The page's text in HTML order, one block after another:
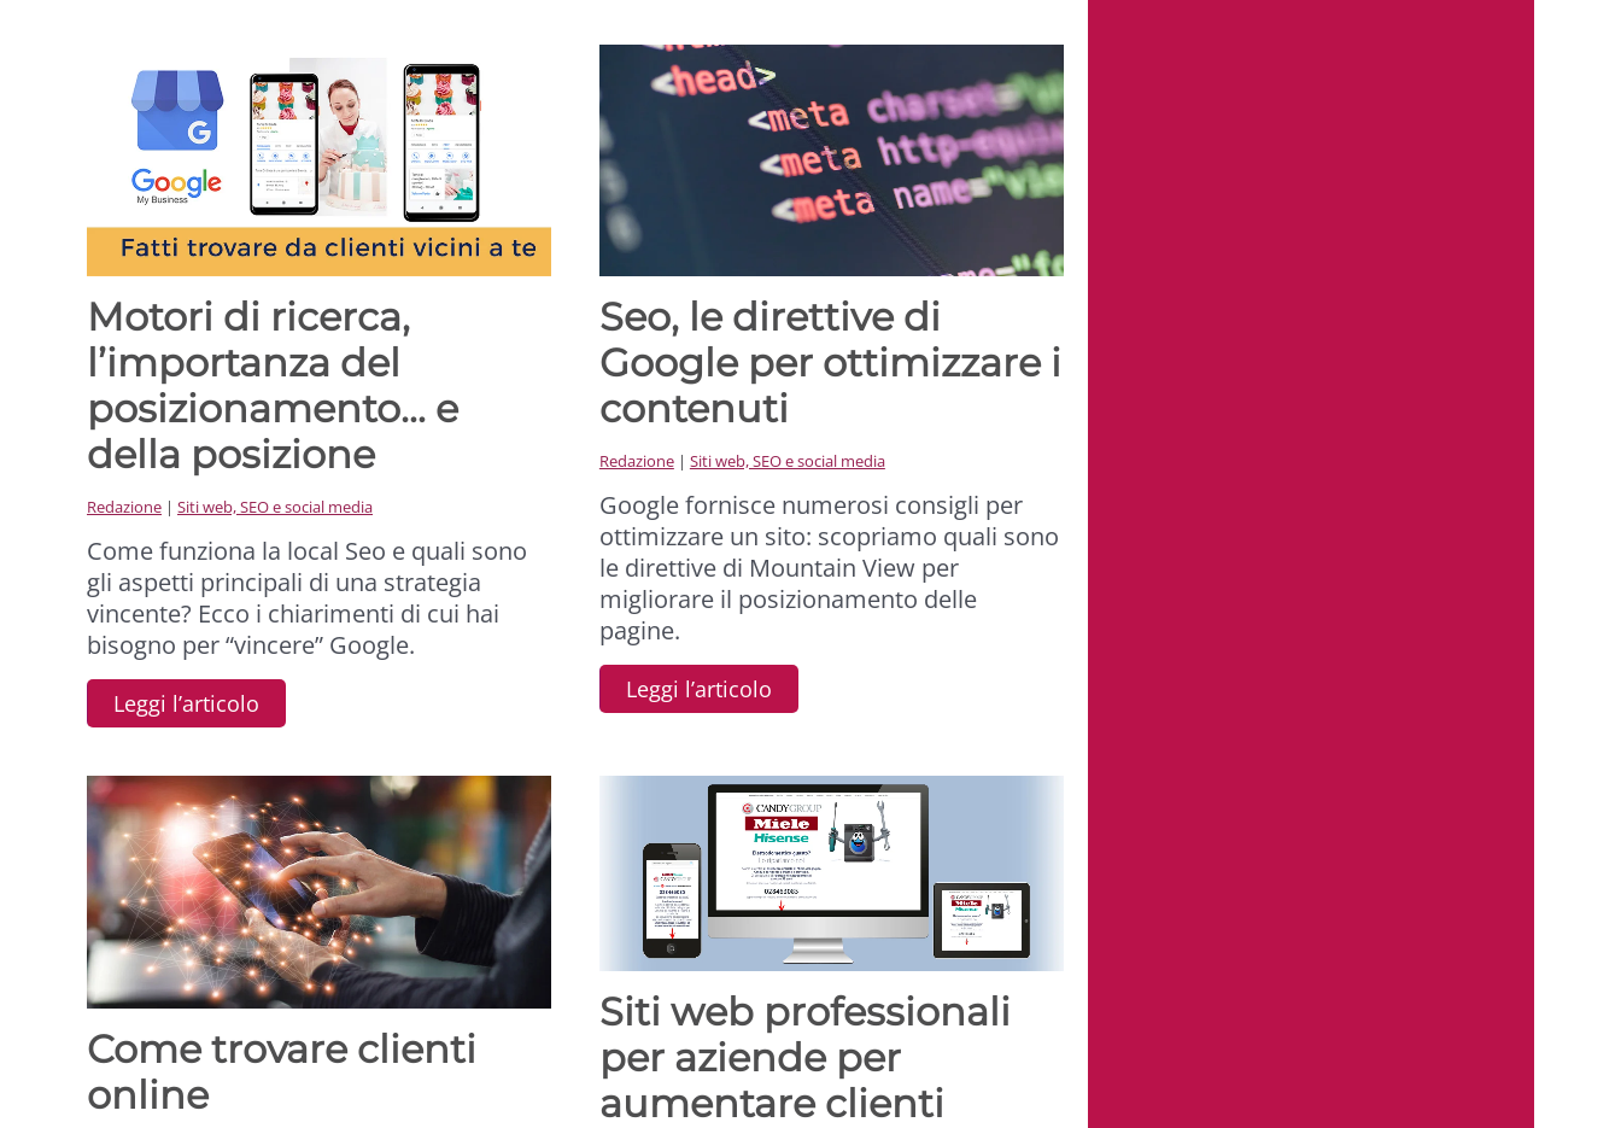
Motori di ricerca,
l’importanza del
posizionamento… e
della posizione
Redazione | Siti web, SEO e social media
Come funziona la local Seo e quali sono
gli aspetti principali di una strategia
vincente? Ecco i chiarimenti di cui hai
bisogno per “vincere” Google.
Leggi l’articolo
Seo, le direttive di
Google per ottimizzare i
contenuti
Redazione| Siti web, SEO e social media
Google fornisce numerosi consigli per
ottimizzare un sito: scopriamo quali sono
le direttive di Mountain View per
migliorare il posizionamento delle
pagine.
Leggi l’articolo
Come trovare clienti
online
Siti web professionali
per aziende per
aumentare clienti